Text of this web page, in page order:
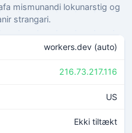
mismunandi lokunarstig og
strangari.
workers.dev (auto)
216.73.217.116
US
Ekki tiltækt